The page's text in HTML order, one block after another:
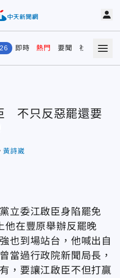
即時 熱門 要聞 社會 娛樂
不只反惡罷還要
黃詩崴
立委江啟臣身陷罷免
他在豐原舉辦反罷晚
也到場站台，他喊出自
當過行政院新聞局長，
，要讓江啟臣不但打贏